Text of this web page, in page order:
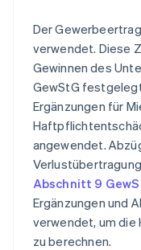
Der
verwendet. Diese
Gewinnen des
GewStG
Ergänzungen für
angewendet.
Abschnitt 9
Ergänzungen und
verwendet, um
zu berechnen.